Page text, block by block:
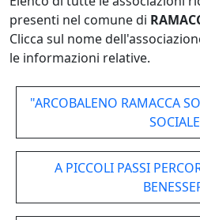
presenti nel comune di
Clicca sul nome
le informazioni relative.
"ARCOBALENO RAMACCA
A PICCOLI PASSI